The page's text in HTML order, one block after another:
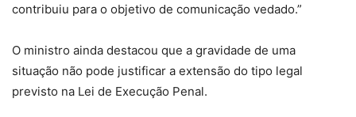
contribuiu para o objetivo de comunicação vedado.”
O ministro ainda destacou que a gravidade de uma
situação não pode justificar a extensão do tipo legal
previsto na Lei de Execução Penal.